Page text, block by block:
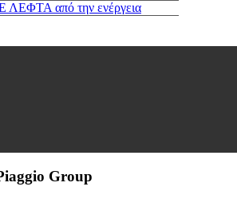
ΛΕΦΤΑ από την ενέργεια
Group